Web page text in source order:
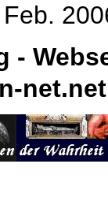
Feb.
-
net.net